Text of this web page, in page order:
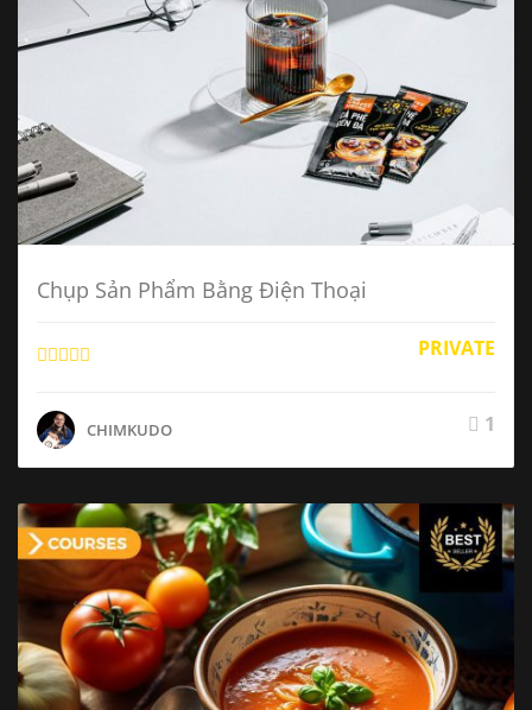
Chụp Sản Phẩm Bằng Điện Thoại
PRIVATE
CHIMKUDO 1